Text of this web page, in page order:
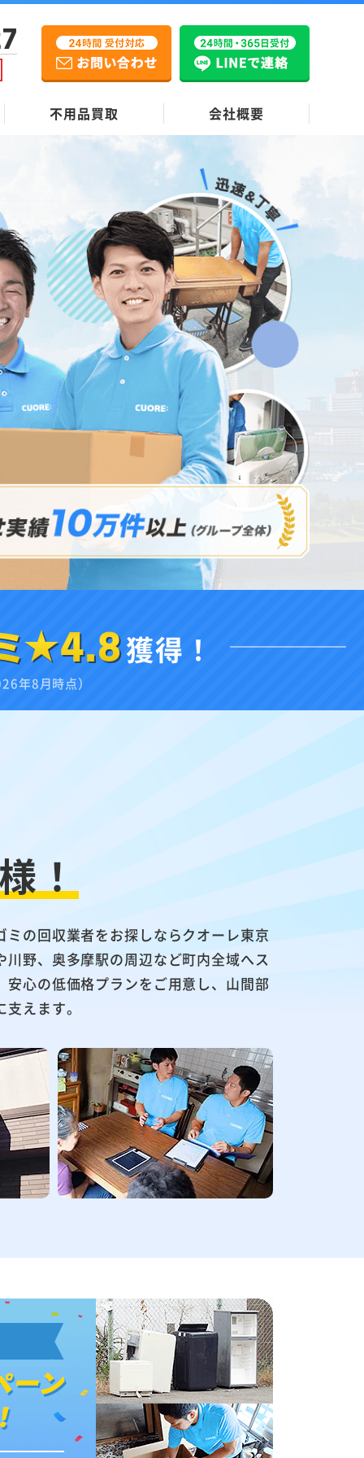
不用品買取 会社概要
★4.8獲得！
年8月時点）
！
ミの回収業者をお探しならクオーレ東京
野、奥多摩駅の周辺など町内全域へス
安心の低価格プランをご用意し、山間部
えます。